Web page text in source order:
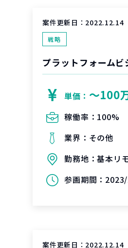
案件更新日： 2022.12.14
戦略
単価： 〜100
稼働率： 100%
業界： その他
勤務地：基本リ
参画期間：
案件更新日： 2022.12.14